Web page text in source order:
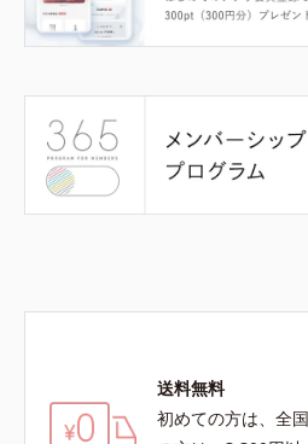
送料無料
初めての方は、全